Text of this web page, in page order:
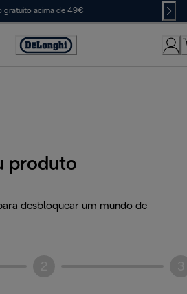
gratuito acima de 49€
Accessibility
produto
desbloquear um mundo de